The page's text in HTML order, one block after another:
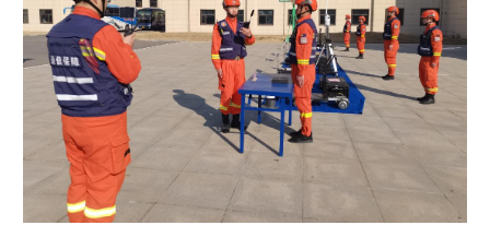
多语种频道
English Español Français عربى
Русский язык 日本語
Deutsch Português